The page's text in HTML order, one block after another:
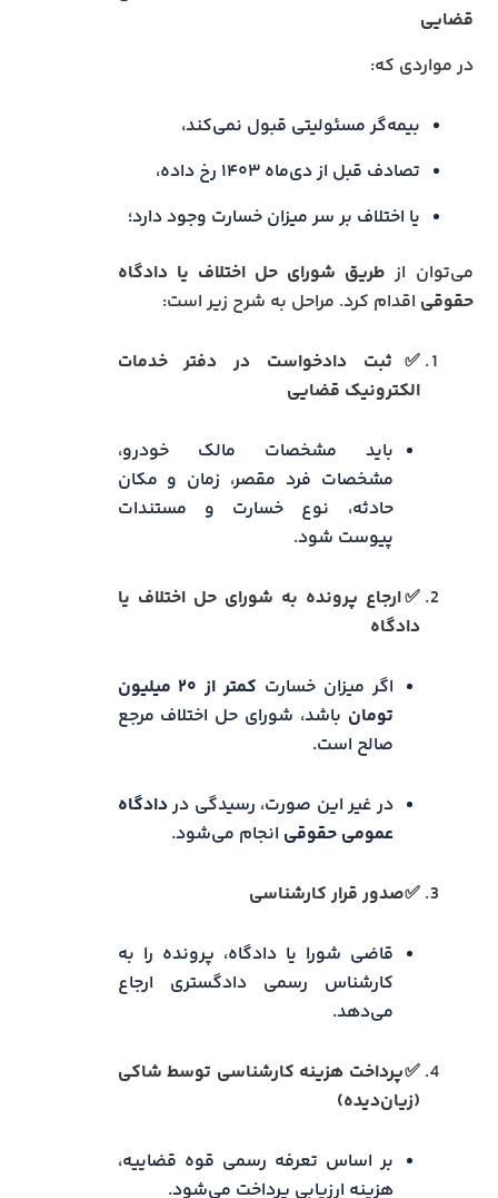
قضایی
در مواردی که:
بیمه‌گر مسئولیتی قبول نمی‌کند،
تصادف قبل از دی‌ماه ۱۴۰۳ رخ داده،
یا اختلاف بر سر میزان خسارت وجود دارد؛
می‌توان از طریق شورای حل اختلاف یا دادگاه
حقوقی اقدام کرد. مراحل به شرح زیر است:
✅ثبت دادخواست در دفتر خدمات
الکترونیک قضایی
باید مشخصات مالک خودرو،
مشخصات فرد مقصر، زمان و مکان
حادثه، نوع خسارت و مستندات
پیوست شود.
✅ارجاع پرونده به شورای حل اختلاف یا
دادگاه
اگر میزان خسارت
کمتر از ۲۰ میلیون
تومان باشد، شورای حل اختلاف مرجع
صالح است.
در غیر این‌ صورت، رسیدگی دردادگاه
عمومی حقوقی انجام می‌شود.
✅صدور قرار کارشناسی
قاضی شورا یا دادگاه، پرونده را به
کارشناس رسمی دادگستری ارجاع
می‌دهد.
✅پرداخت هزینه کارشناسی توسط شاکی
(زیان‌دیده)
بر اساس تعرفه رسمی قوه قضاییه،
هزینه ارزیابی پرداخت می‌شود.